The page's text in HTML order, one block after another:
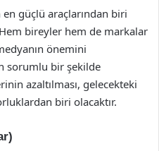
güçlü araçlarından biri
Hem bireyler hem de markalar
önemini
sorumlu bir şekilde
azaltılması, gelecekteki
biri olacaktır.